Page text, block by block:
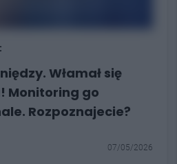
Włamał się
Monitoring go
Rozpoznajecie?
07/05/2026